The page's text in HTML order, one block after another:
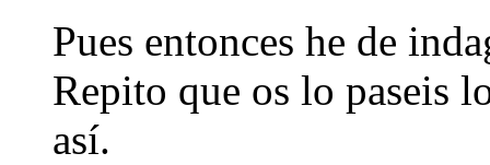
Pues entonces he de
Repito que os lo paseis
así.